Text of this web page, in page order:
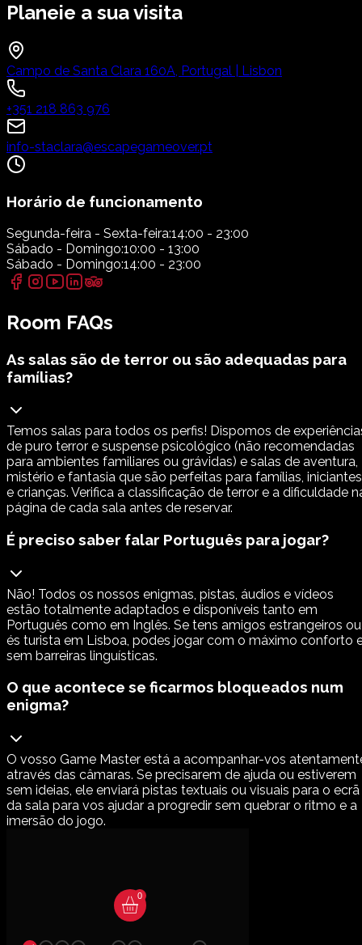
Planeie a sua visita
Campo de Santa Clara 160A, Portugal | Lisbon
+351 218 863 976
info-staclara@escapegameover.pt
Horário de funcionamento
Segunda-feira - Sexta-feira:14:00 - 23:00
Sábado - Domingo:10:00 - 13:00
Sábado - Domingo:14:00 - 23:00
Room FAQs
As salas são de terror ou são adequadas para
famílias?
Temos salas para todos os perfis! Dispomos de
de puro terror e suspense psicológico (não recomendadas
para ambientes familiares ou grávidas) e salas de aventura,
mistério e fantasia que são perfeitas para famílias, iniciantes
e crianças. Verifica a classificação de terror e a dificuldade
página de cada sala antes de reservar.
É preciso saber falar Português para jogar?
Não! Todos os nossos enigmas, pistas, áudios e vídeos
estão totalmente adaptados e disponíveis tanto em
Português como em Inglês. Se tens amigos estrangeiros ou
és turista em Lisboa, podes jogar com o máximo conforto
sem barreiras linguísticas.
O que acontece se ficarmos bloqueados num
enigma?
O vosso Game Master está a acompanhar-vos
através das câmaras. Se precisarem de ajuda ou estiverem
sem ideias, ele enviará pistas textuais ou visuais para o ecrã
da sala para vos ajudar a progredir sem quebrar o ritmo e a
imersão do jogo.